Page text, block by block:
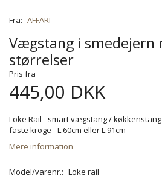
Fra: AFFARI
Vægstang i smedejern
størrelser
Pris fra
445,00 DKK
Loke Rail - smart vægstang /
faste kroge - L.60cm eller L.91cm
Mere information
Model/varenr.: Loke rail